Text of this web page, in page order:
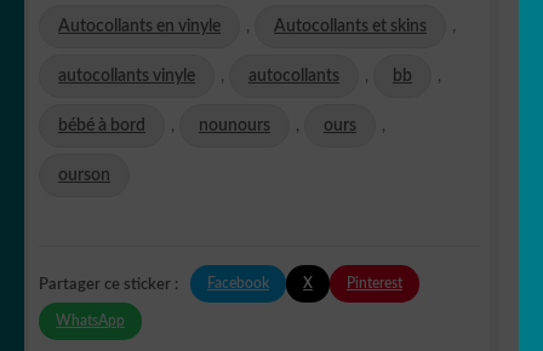
Autocollants en vinyle , Autocollants et skins ,
autocollants vinyle , autocollants , bb ,
bébé à bord , nounours , ours ,
ourson
Partager ce sticker : Facebook X Pinterest
WhatsApp